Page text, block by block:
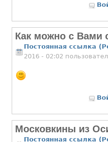
Как можно с Вами
Постоянная ссылка
2016 - 02:02
Московкины из
Постоянная ссылка